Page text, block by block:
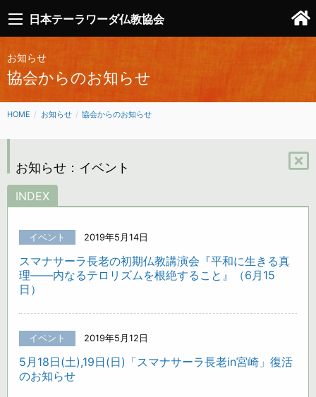
日本テーラワーダ仏教協会
お知らせ
協会からのお知らせ
HOME お知らせ 協会からのお知らせ
お知らせ：イベント
INDEX
イベント 2019年5月14日
スマナサーラ長老の初期仏教講演会『平和に生きる真
理――内なるテロリズムを根絶すること』（6月15
日）
イベント 2019年5月12日
5月18日(土),19日(日)「スマナサーラ長老in宮崎」復活
のお知らせ